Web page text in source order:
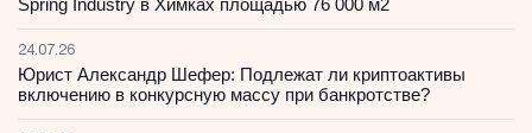
Spring Industry в Химках площадью 76 000 м2
24.07.26
Юрист Александр Шефер: Подлежат ли криптоактивы
включению в конкурсную массу при банкротстве?